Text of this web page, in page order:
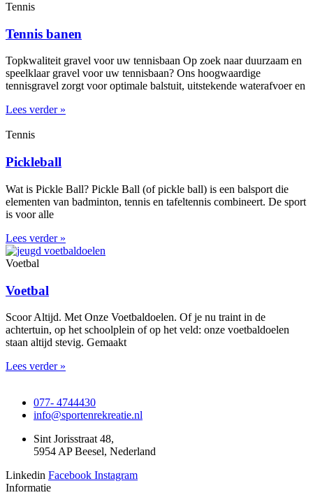
Tennis
Tennis banen
Topkwaliteit gravel voor uw tennisbaan Op zoek naar duurzaam en
speelklaar gravel voor uw tennisbaan? Ons hoogwaardige
tennisgravel zorgt voor optimale balstuit, uitstekende waterafvoer en
Lees verder »
Tennis
Pickleball
Wat is Pickle Ball? Pickle Ball (of pickle ball) is een balsport die
elementen van badminton, tennis en tafeltennis combineert. De sport
is voor alle
Lees verder »
Voetbal
Voetbal
Scoor Altijd. Met Onze Voetbaldoelen. Of je nu traint in de
achtertuin, op het schoolplein of op het veld: onze voetbaldoelen
staan altijd stevig. Gemaakt
Lees verder »
077- 4744430
info@sportenrekreatie.nl
Sint Jorisstraat 48,
5954 AP Beesel, Nederland
Linkedin Facebook Instagram
Informatie